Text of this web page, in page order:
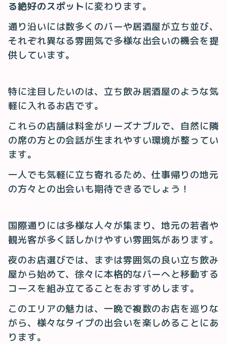
る絶好のスポットに変わります。
通り沿いには数多くのバーや居酒屋が立ち並び、
それぞれ異なる雰囲気で多様な出会いの機会を提
供しています。
特に注目したいのは、立ち飲み居酒屋のような気
軽に入れるお店です。
これらの店舗は料金がリーズナブルで、自然に隣
の席の方との会話が生まれやすい環境が整ってい
ます。
一人でも気軽に立ち寄れるため、仕事帰りの地元
の方々との出会いも期待できるでしょう！
国際通りには多様な人々が集まり、地元の若者や
観光客が多く話しかけやすい雰囲気があります。
夜のお店選びでは、まずは雰囲気の良い立ち飲み
屋から始めて、徐々に本格的なバーへと移動する
コースを組み立てることをおすすめします。
このエリアの魅力は、一晩で複数のお店を巡りな
がら、様々なタイプの出会いを楽しめることにあ
ります。